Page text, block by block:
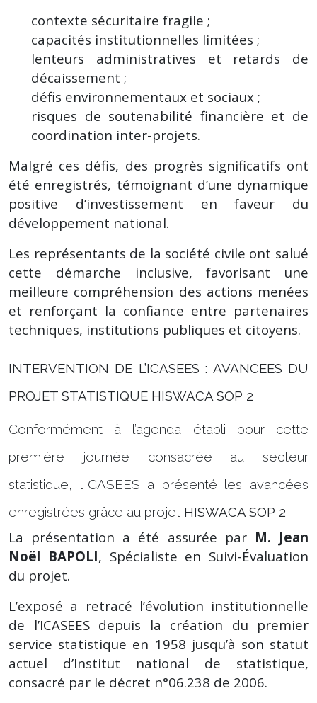
contexte sécuritaire fragile ;
capacités institutionnelles limitées ;
lenteurs administratives et retards de
décaissement ;
défis environnementaux et sociaux ;
risques de soutenabilité financière et de
coordination inter-projets.
Malgré ces défis, des progrès significatifs ont
été enregistrés, témoignant d’une dynamique
positive d’investissement en faveur du
développement national.
Les représentants de la société civile ont salué
cette démarche inclusive, favorisant une
meilleure compréhension des actions menées
et renforçant la confiance entre partenaires
techniques, institutions publiques et citoyens.
INTERVENTION DE L’ICASEES : AVANCEES DU
PROJET STATISTIQUE HISWACA SOP 2
Conformément à l’agenda établi pour cette
première journée consacrée au secteur
statistique, l’ICASEES a présenté les avancées
enregistrées grâce au projet HISWACA SOP 2.
La présentation a été assurée par M. Jean
Noël BAPOLI, Spécialiste en Suivi-Évaluation
du projet.
L’exposé a retracé l’évolution institutionnelle
de l’ICASEES depuis la création du premier
service statistique en 1958 jusqu’à son statut
actuel d’Institut national de statistique,
consacré par le décret n°06.238 de 2006.